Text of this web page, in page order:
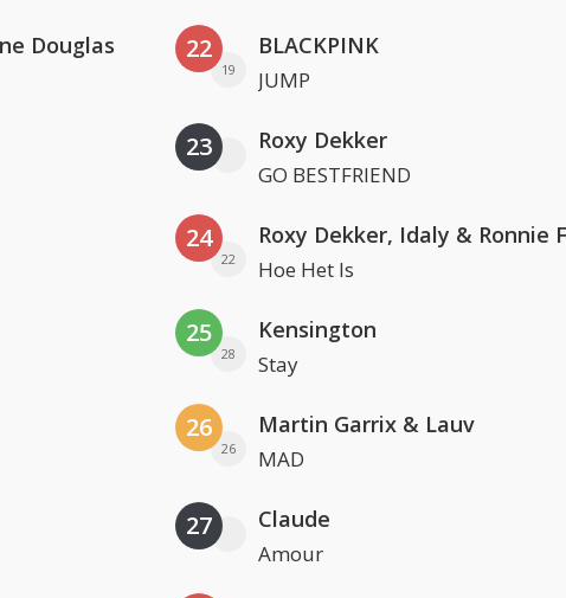
Douglas 22
19
BLACKPINK
JUMP
23 Roxy Dekker
GO BESTFRIEND
24
22
Roxy Dekker, Idaly & Ronnie
Hoe Het Is
25
28
Kensington
Stay
26
26
Martin Garrix & Lauv
MAD
27 Claude
Amour